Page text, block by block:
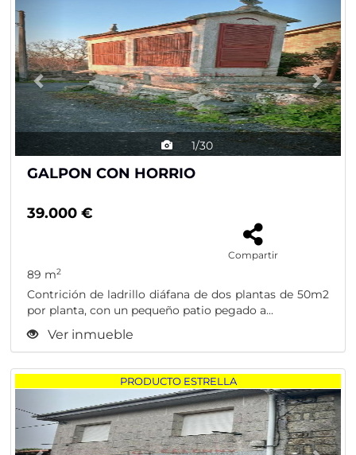
1/30
GALPON CON HORRIO
39.000 €
Compartir
89 m2
Contrición de ladrillo diáfana de dos plantas de 50m2
por planta, con un pequeño patio pegado a...
Ver inmueble
PRODUCTO ESTRELLA
Previous